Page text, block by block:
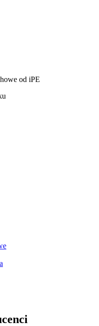
od iPE